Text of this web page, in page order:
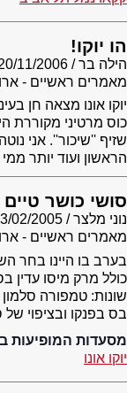
הו יוקו!
הילה בר
11/2006
מאמרים ראשיים -
יוקו אונו מצאה חן
כוס מרטיני מקוררת
שזיף ''שיכור''. אני
הראשון ועוד יותר
סושי כושר טיים
נוני מלצר
02/2005
מאמרים ראשיים -
כולל מרק מיסו עדין
שונות: טמפורה סלמון
בס בפנקו ובציפוי
מסעדות המופיעות
יוקו אונו